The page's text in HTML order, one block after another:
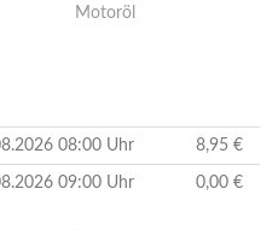
Motoröl
08:00 Uhr 8,95 €
09:00 Uhr 0,00 €